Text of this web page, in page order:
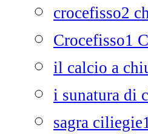
crocefisso2
Crocefisso1
il calcio a
i sunatura di
sagra